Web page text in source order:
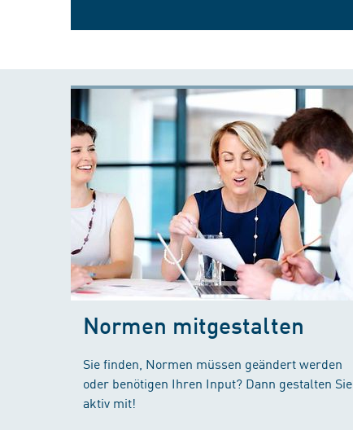
Normen mitgestalten
Sie finden, Normen müssen geändert werden
oder benötigen Ihren Input? Dann gestalten Sie
aktiv mit!